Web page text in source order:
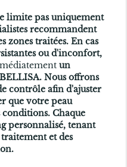
limite pas uniquement
recommandent
zones traitées. En cas
ou d'inconfort,
un
Nous offrons
contrôle afin d'ajuster
que votre peau
Chaque
personnalisé, tenant
et des